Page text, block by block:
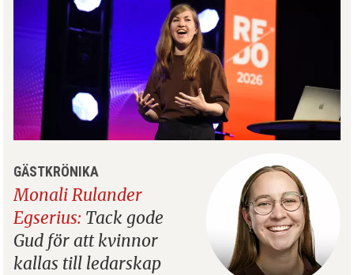
GÄSTKRÖNIKA
Monali Rulander
Egserius: Tack gode
Gud för att kvinnor
kallas till ledarskap